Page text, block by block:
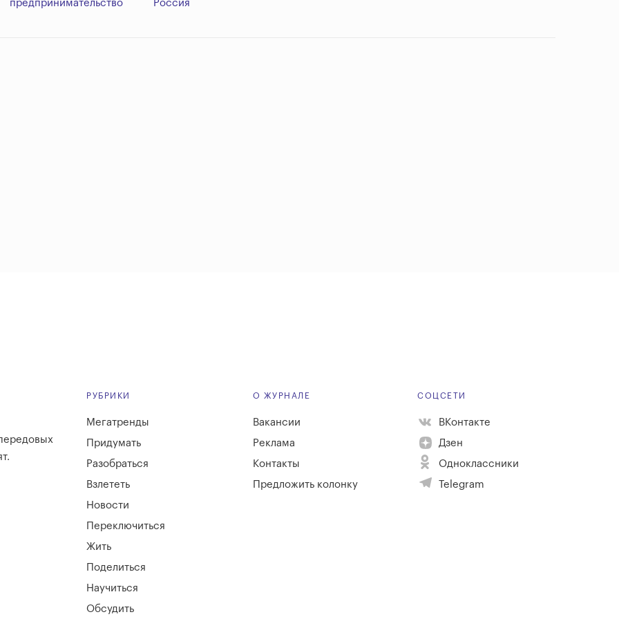
предпринимательство Россия
РУБРИКИ
Мегатренды
Придумать
Разобраться
Взлететь
Новости
Переключиться
Жить
Поделиться
Научиться
Обсудить
О ЖУРНАЛЕ
Вакансии
Реклама
Контакты
Предложить колонку
СОЦСЕТИ
ВКонтакте
Дзен
Одноклассники
Telegram